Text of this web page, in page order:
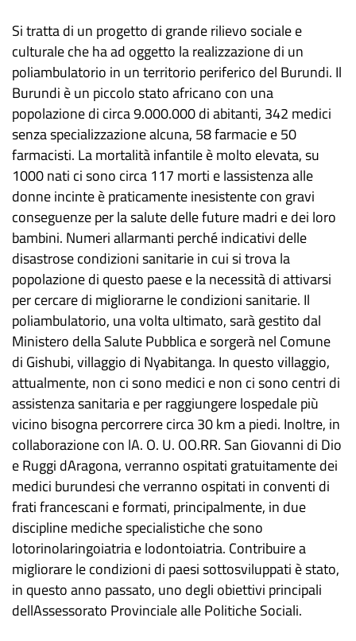
Si tratta di un progetto di grande rilievo sociale e
culturale che ha ad oggetto la realizzazione di un
poliambulatorio in un territorio periferico del Burundi. Il
Burundi è un piccolo stato africano con una
popolazione di circa 9.000.000 di abitanti, 342 medici
senza specializzazione alcuna, 58 farmacie e 50
farmacisti. La mortalità infantile è molto elevata, su
1000 nati ci sono circa 117 morti e lassistenza alle
donne incinte è praticamente inesistente con gravi
conseguenze per la salute delle future madri e dei loro
bambini. Numeri allarmanti perché indicativi delle
disastrose condizioni sanitarie in cui si trova la
popolazione di questo paese e la necessità di attivarsi
per cercare di migliorarne le condizioni sanitarie. Il
poliambulatorio, una volta ultimato, sarà gestito dal
Ministero della Salute Pubblica e sorgerà nel Comune
di Gishubi, villaggio di Nyabitanga. In questo villaggio,
attualmente, non ci sono medici e non ci sono centri di
assistenza sanitaria e per raggiungere lospedale più
vicino bisogna percorrere circa 30 km a piedi. Inoltre, in
collaborazione con lA. O. U. OO.RR. San Giovanni di Dio
e Ruggi dAragona, verranno ospitati gratuitamente dei
medici burundesi che verranno ospitati in conventi di
frati francescani e formati, principalmente, in due
discipline mediche specialistiche che sono
lotorinolaringoiatria e lodontoiatria. Contribuire a
migliorare le condizioni di paesi sottosviluppati è stato,
in questo anno passato, uno degli obiettivi principali
dellAssessorato Provinciale alle Politiche Sociali.